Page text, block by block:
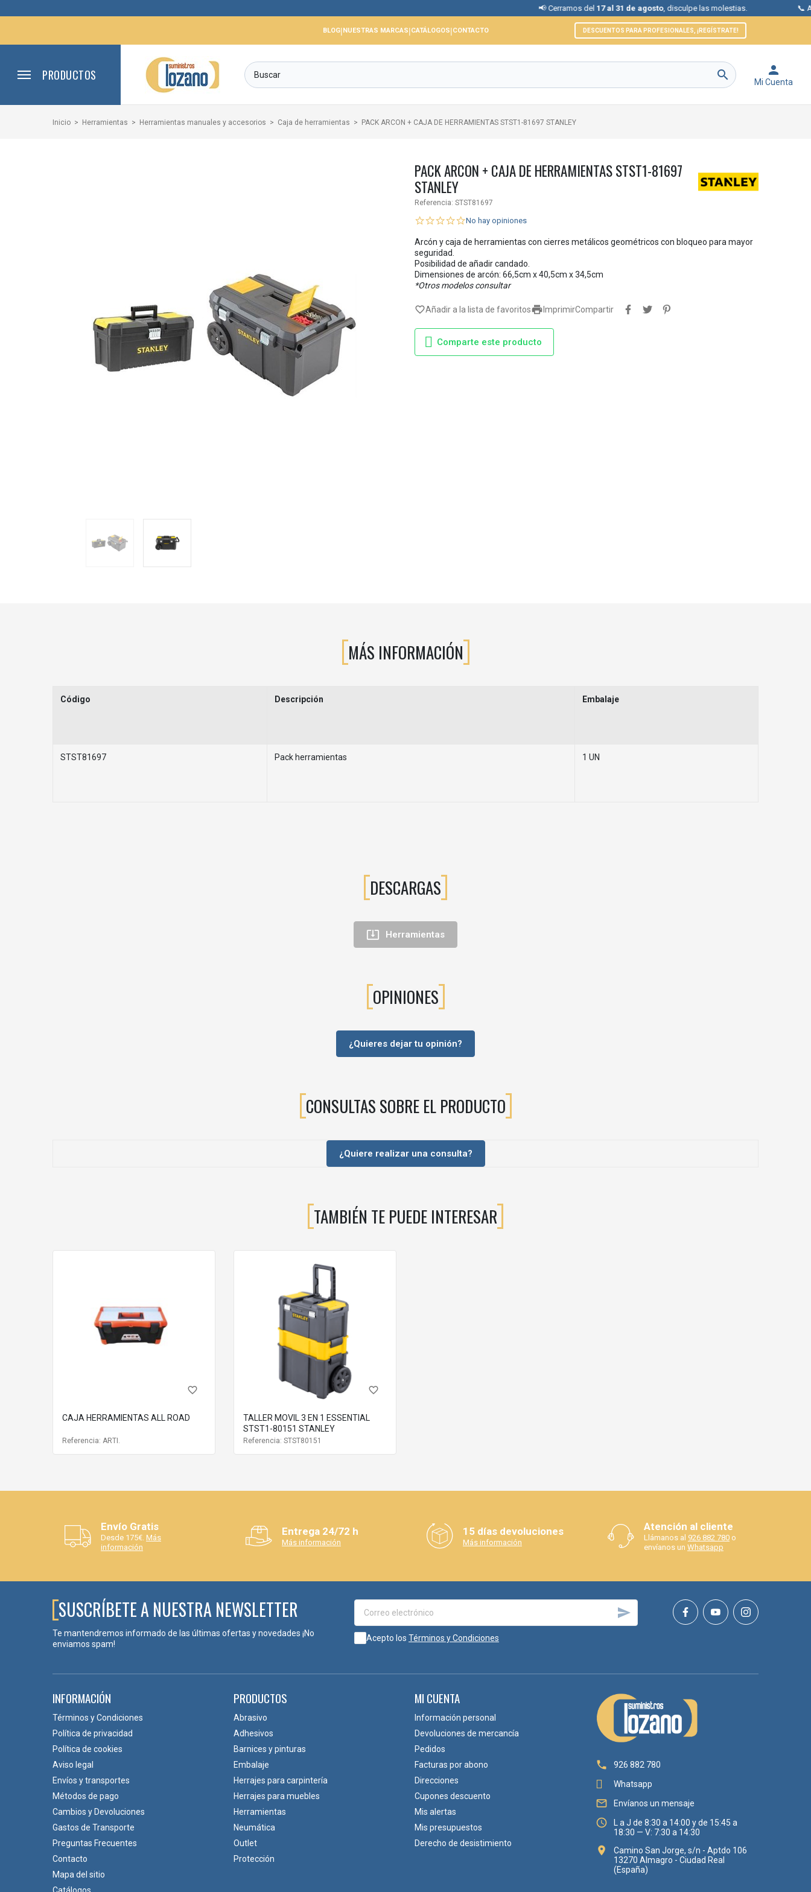
📢 Cerramos del17 al 31 de agosto, disculpe las molestias. 📞 Atención al
BLOG|NUESTRAS MARCAS|CATÁLOGOS|CONTACTO DESCUENTOS PARA PROFESIONALES, ¡REGÍSTRATE!
PRODUCTOS  
Mi Cuenta
Inicio Herramientas Herramientas manuales y accesorios Caja de herramientas PACK ARCON + CAJA DE HERRAMIENTAS STST1-81697 STANLEY
PACK ARCON + CAJA DE HERRAMIENTAS STST1-81697
STANLEY
Referencia: STST81697
No hay opiniones
Arcón y caja de herramientas con cierres metálicos geométricos con bloqueo para mayor
seguridad.
Posibilidad de añadir candado.
Dimensiones de arcón: 66,5cm x 40,5cm x 34,5cm
*Otros modelos consultar
 Imprimir
favorite_borderAñadir a la lista de favoritos Compartir
Comparte este producto
MÁS INFORMACIÓN
Código Descripción Embalaje
STST81697 Pack herramientas 1 UN
DESCARGAS
 Herramientas
OPINIONES
¿Quieres dejar tu opinión?
CONSULTAS SOBRE EL PRODUCTO
¿Quiere realizar una consulta?
TAMBIÉN TE PUEDE INTERESAR
favorite_border
CAJA HERRAMIENTAS ALL ROAD
Referencia: ARTI.
favorite_border
TALLER MOVIL 3 EN 1 ESSENTIAL
STST1-80151 STANLEY
Referencia: STST80151
Envío Gratis
Desde 175€. Más
información
Entrega 24/72 h
Más información
15 días devoluciones
Más información
Atención al cliente
Llámanos al 926 882 780 o
envíanos un Whatsapp
SUSCRÍBETE A NUESTRA NEWSLETTER
Te mantendremos informado de las últimas ofertas y novedades ¡No
enviamos spam!

Acepto los Términos y Condiciones
INFORMACIÓN
Términos y Condiciones
Política de privacidad
Política de cookies
Aviso legal
Envíos y transportes
Métodos de pago
Cambios y Devoluciones
Gastos de Transporte
Preguntas Frecuentes
Contacto
Mapa del sitio
PRODUCTOS
Abrasivo
Adhesivos
Barnices y pinturas
Embalaje
Herrajes para carpintería
Herrajes para muebles
Herramientas
Neumática
Outlet
Protección
MI CUENTA
Información personal
Devoluciones de mercancía
Pedidos
Facturas por abono
Direcciones
Cupones descuento
Mis alertas
Mis presupuestos
Derecho de desistimiento

926 882 780
Whatsapp
 Envíanos un mensaje

L a J de 8:30 a 14:00 y de 15:45 a
18:30 — V: 7:30 a 14:30

Camino San Jorge, s/n - Aptdo 106
13270 Almagro - Ciudad Real
(España)